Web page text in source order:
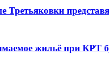
Третьяковки
жильё при КРТ